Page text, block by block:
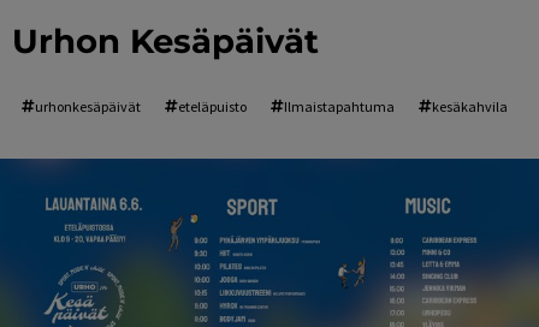
Urhon Kesäpäivät
urhonkesäpäivät eteläpuisto Ilmaistapahtuma kesäkahvila